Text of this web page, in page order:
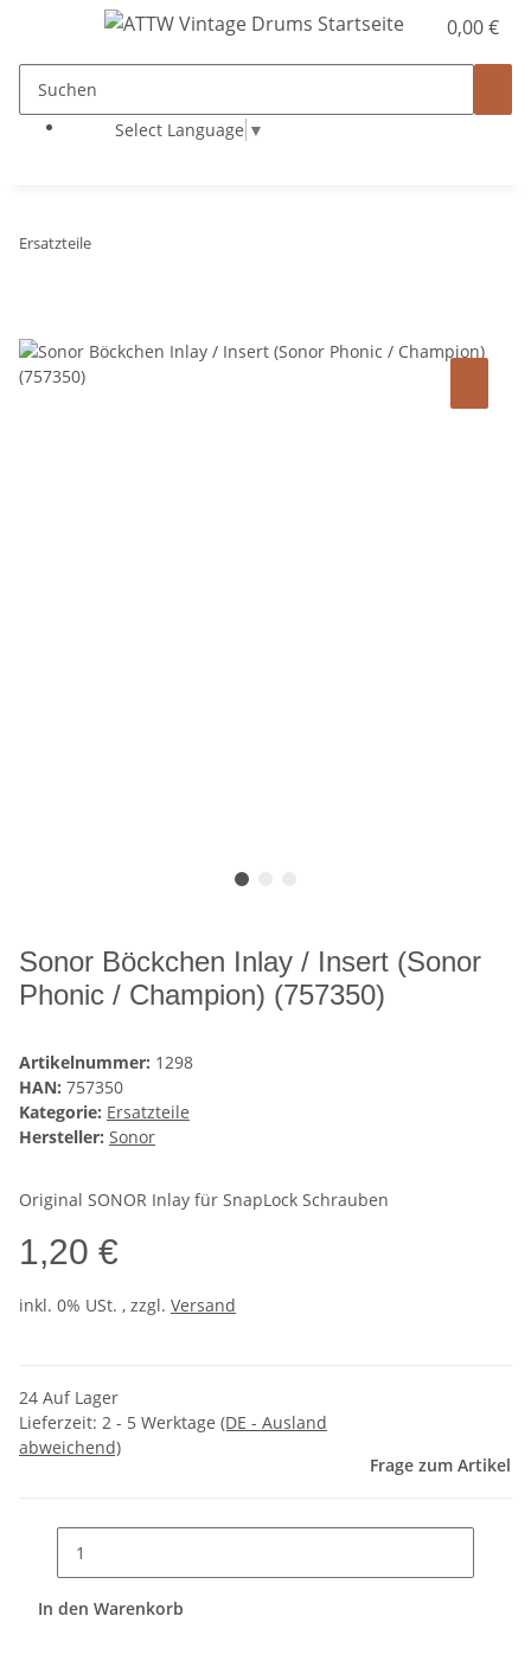
0,00 €
Select Language ▼
Ersatzteile
Sonor Böckchen Inlay / Insert (Sonor
Phonic / Champion) (757350)
Artikelnummer: 1298
HAN: 757350
Kategorie: Ersatzteile
Hersteller: Sonor
Original SONOR Inlay für SnapLock Schrauben
1,20 €
inkl. 0% USt. , zzgl. Versand
24 Auf Lager
Lieferzeit: 2 - 5 Werktage (DE - Ausland
abweichend)
Frage zum Artikel
In den Warenkorb